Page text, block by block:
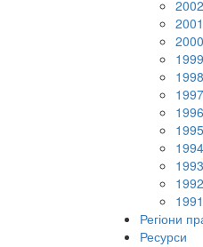
2002
2001
2000
1999
1998
1997
1996
1995
1994
1993
1992
1991
Регіони
Ресурси